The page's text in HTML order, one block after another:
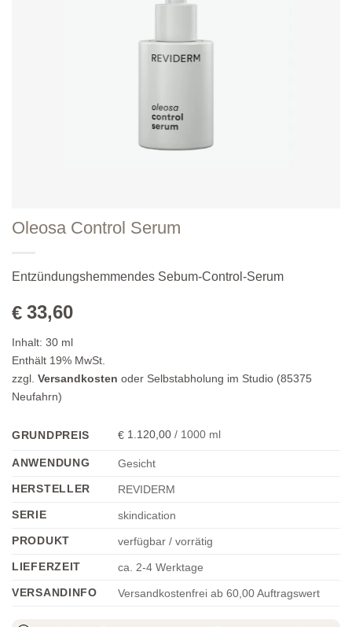
Oleosa Control Serum
Entzündungshemmendes Sebum-Control-Serum
€ 33,60
Inhalt: 30 ml
Enthält 19% MwSt.
zzgl. Versandkosten oder Selbstabholung im Studio (85375
Neufahrn)
GRUNDPREIS € 1.120,00 / 1000 ml
ANWENDUNG
Gesicht
HERSTELLER
REVIDERM
SERIE
skindication
PRODUKT
verfügbar / vorrätig
LIEFERZEIT
ca. 2-4 Werktage
VERSANDINFO
Versandkostenfrei ab 60,00 Auftragswert